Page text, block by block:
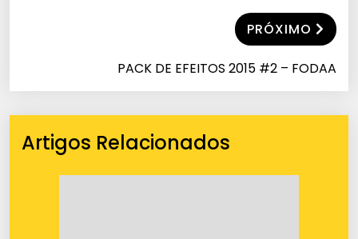
PRÓXIMO
PACK DE EFEITOS 2015 #2 – FODAA
Artigos Relacionados